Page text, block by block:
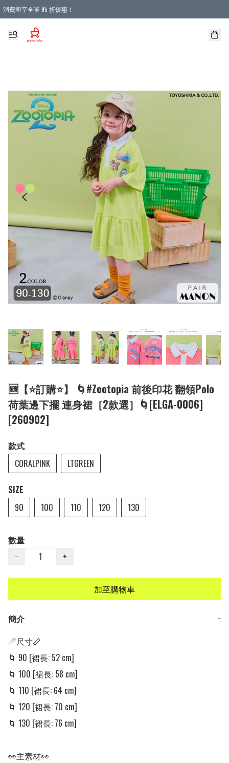
消費即享全單 95 折優惠！
購物滿 HKD 900.00即享免運費優惠！（適用於 本地送貨、本地取貨 )
🆕【⭐訂購⭐】 🌀#Zootopia 前後印花 翻領Polo
荷葉邊下擺 連身裙［2款選］🌀[ELGA-0006]
[260902]
款式
CORALPINK
LTGREEN
SIZE
90
100 110 120 130
數量
−
+
加至購物車
簡介
−
📏尺寸📏
🌀 90 [裙長: 52 cm]
🌀 100 [裙長: 58 cm]
🌀 110 [裙長: 64 cm]
🌀 120 [裙長: 70 cm]
🌀 130 [裙長: 76 cm]
👀主素材👀